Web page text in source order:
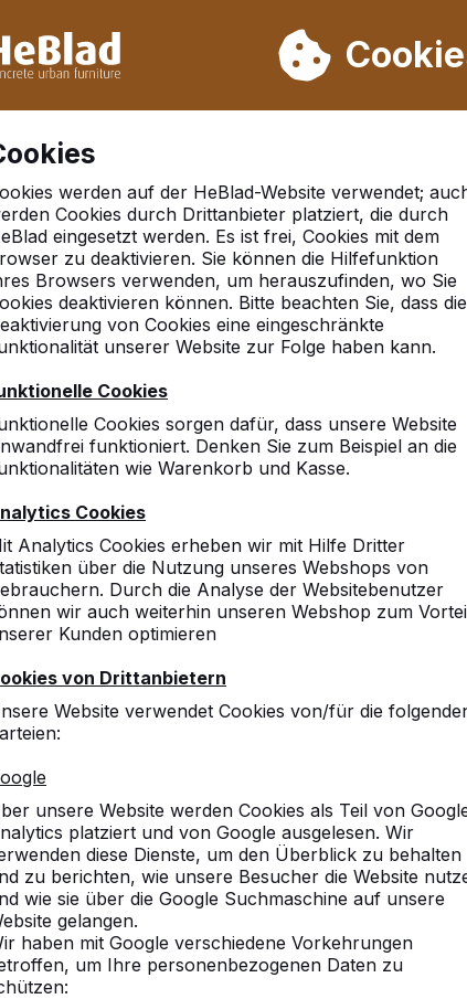
von Woche 31 bis Woche 33 nicht. Bitte
werden auf der HeBlad-Website verwendet;
Cookies durch Drittanbieter platziert, die durch
eingesetzt werden. Es ist frei, Cookies mit dem
zu deaktivieren. Sie können die Hilfefunktion
Browsers verwenden, um herauszufinden, wo Sie
deaktivieren können. Bitte beachten Sie, dass die
von Cookies eine eingeschränkte
unserer Website zur Folge haben kann.
Cookies
Cookies sorgen dafür, dass unsere Website
funktioniert. Denken Sie zum Beispiel an die
wie Warenkorb und Kasse.
Cookies
Analytics Cookies erheben wir mit Hilfe Dritter
über die Nutzung unseres Webshops von
Durch die Analyse der Websitebenutzer
wir auch weiterhin unseren Webshop zum
Kunden optimieren
von Drittanbietern
Website verwendet Cookies von/für die
unsere Website werden Cookies als Teil von
platziert und von Google ausgelesen. Wir
diese Dienste, um den Überblick zu behalten
zu berichten, wie unsere Besucher die Website
wie sie über die Google Suchmaschine auf unsere
gelangen.
haben mit Google verschiedene Vorkehrungen
um Ihre personenbezogenen Daten zu
mehr als 30.000 Produkten verkauft